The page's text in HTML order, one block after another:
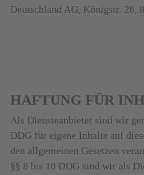
Deutschland AG, Königstr. 28,
HAFTUNG FÜR
Als Diensteanbieter sind wir
DDG für eigene Inhalte auf
den allgemeinen Gesetzen
§§ 8 bis 10 DDG sind wir als